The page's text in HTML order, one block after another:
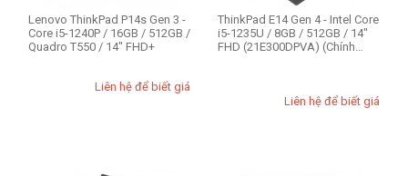
E14
E14 Gen 4
Lenovo ThinkPad P14s Gen 3 -
Core i5-1240P / 16GB / 512GB /
Quadro T550 / 14" FHD+
Liên hệ để biết giá
ThinkPad E14 Gen 4 - Intel Core
i5-1235U / 8GB / 512GB / 14"
FHD (21E300DPVA) (Chính
Liên hệ để biết giá